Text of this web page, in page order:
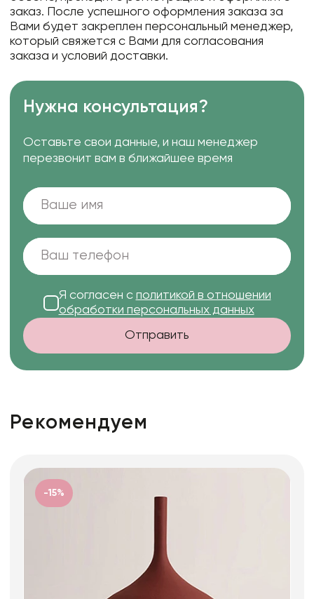
заказ. После успешного оформления заказа за
Вами будет закреплен персональный менеджер,
который свяжется с Вами для согласования
заказа и условий доставки.
Нужна консультация?
Оставьте свои данные, и наш менеджер
перезвонит вам в ближайшее время
Я согласен с политикой в отношении
обработки персональных данных
Отправить
Рекомендуем
-15%